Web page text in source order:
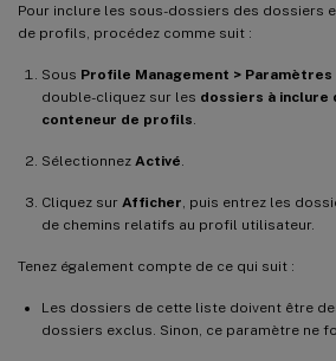
Pour inclure les sous-dossiers des dossiers
de profils, procédez comme suit :
Sous Profile Management >
double-cliquez sur les dossiers à inclure
conteneur de profils
Sélectionnez Activé
Cliquez sur Afficher , puis entrez les
de chemins relatifs au profil utilisateur.
Tenez également compte de ce qui suit :
Les dossiers de cette liste doivent être
dossiers exclus. Sinon, ce paramètre ne